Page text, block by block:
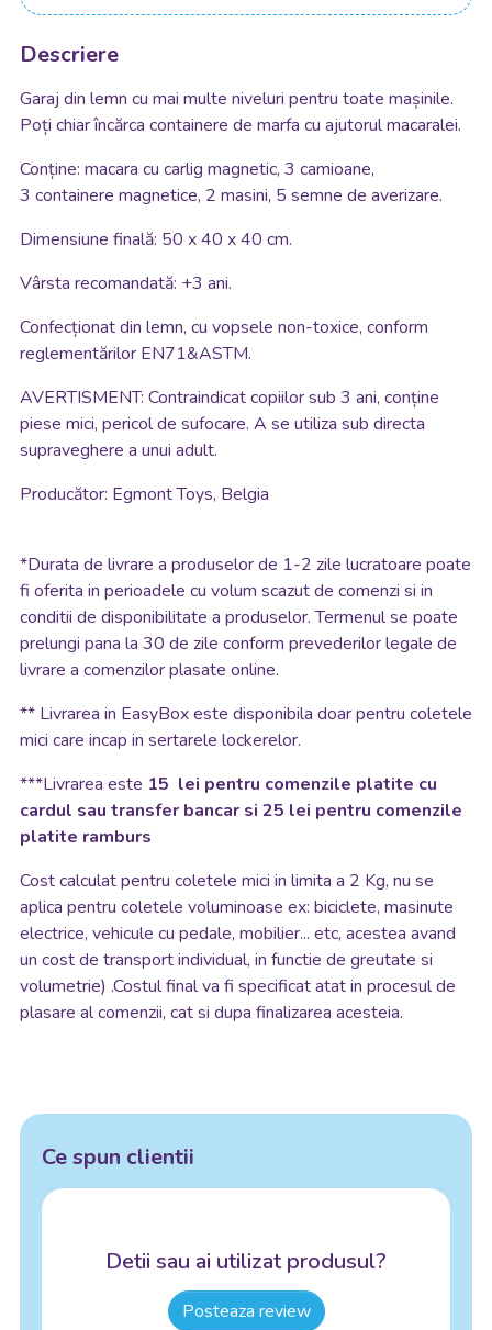
Descriere
Garaj din lemn cu mai multe niveluri pentru toate mașinile.
Poți chiar încărca containere de marfa cu ajutorul macaralei.
Conține: macara cu carlig magnetic, 3 camioane,
3 containere magnetice, 2 masini, 5 semne de averizare.
Dimensiune finală: 50 x 40 x 40 cm.
Vârsta recomandată: +3 ani.
Confecționat din lemn, cu vopsele non-toxice, conform
reglementărilor EN71&ASTM.
AVERTISMENT: Contraindicat copiilor sub 3 ani, conține
piese mici, pericol de sufocare. A se utiliza sub directa
supraveghere a unui adult.
Producător: Egmont Toys, Belgia
*Durata de livrare a produselor de 1-2 zile lucratoare poate
fi oferita in perioadele cu volum scazut de comenzi si in
conditii de disponibilitate a produselor. Termenul se poate
prelungi pana la 30 de zile conform prevederilor legale de
livrare a comenzilor plasate online.
** Livrarea in EasyBox este disponibila doar pentru coletele
mici care incap in sertarele lockerelor.
***Livrarea este 15 lei pentru comenzile platite cu
cardul sau transfer bancar si 25 lei pentru comenzile
platite ramburs
Cost calculat pentru coletele mici in limita a 2 Kg, nu se
aplica pentru coletele voluminoase ex: biciclete, masinute
electrice, vehicule cu pedale, mobilier... etc, acestea avand
un cost de transport individual, in functie de greutate si
volumetrie) .Costul final va fi specificat atat in procesul de
plasare al comenzii, cat si dupa finalizarea acesteia.
Ce spun clientii
Detii sau ai utilizat produsul?
Posteaza review